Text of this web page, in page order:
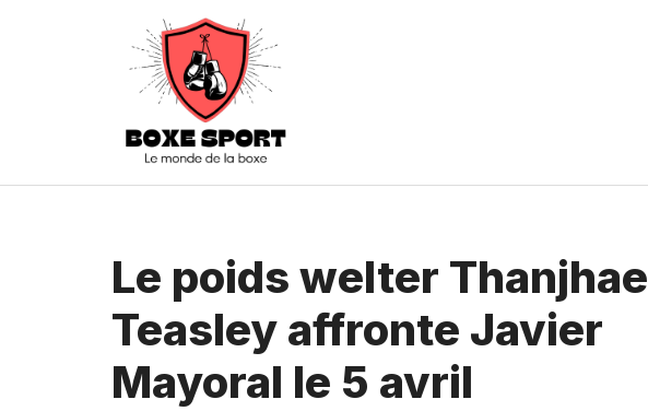
Le poids welter Thanjhae
Teasley affronte Javier
Mayoral le 5 avril